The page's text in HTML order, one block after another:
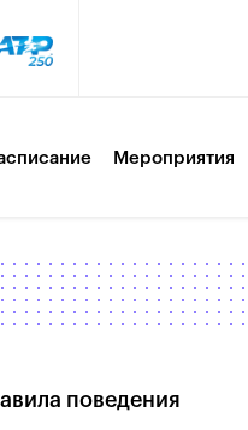
Мероприятия
поведения